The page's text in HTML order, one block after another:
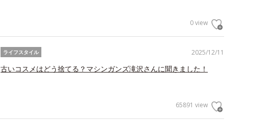
0 view
2025/12/11
ライフスタイル
古いコスメはどう捨てる？マシンガンズ滝沢さんに聞きました！
65891 view